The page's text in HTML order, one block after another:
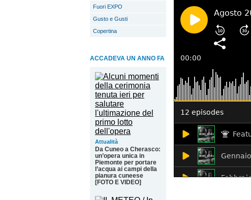
Fuori EXPO
Gusto e Gusti
Copertina
ACCADEVA UN ANNO FA
Attualità
Da Cuneo a Cherasco:
un’opera unica in
Piemonte per portare
l’acqua ai campi della
pianura cuneese
[FOTO E VIDEO]